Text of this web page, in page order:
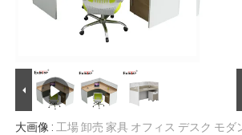
大画像 : 工場 卸売 家具 オフィス デスク モダ